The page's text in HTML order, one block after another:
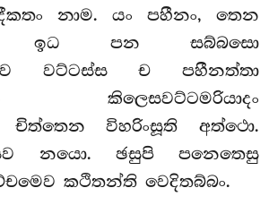
නාම. යං පහීනං, තෙන
ඉධ පන සබ්බසො
වට්ටස්ස ච පහීනත්තා
කිලෙසවට්ටමරියාදං
චිත්තෙන විහරිංසූති අත්ථො.
නයො. ඡසුපි පනෙතෙසු
කථිතන්ති වෙදිතබ්බං.